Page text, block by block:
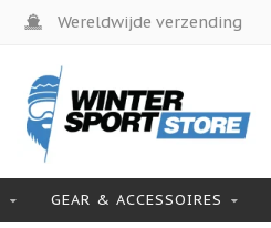
Wereldwijde verzending
GEAR & ACCESSOIRES